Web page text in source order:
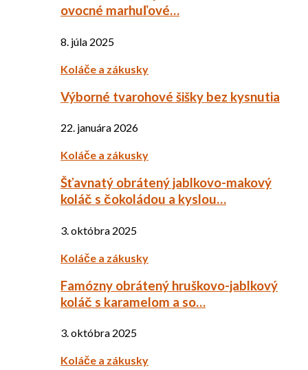
ovocné marhuľové…
8. júla 2025
Koláče a zákusky
Výborné tvarohové šišky bez kysnutia
22. januára 2026
Koláče a zákusky
Šťavnatý obrátený jablkovo-makový
koláč s čokoládou a kyslou…
3. októbra 2025
Koláče a zákusky
Famózny obrátený hruškovo-jablkový
koláč s karamelom a so…
3. októbra 2025
Koláče a zákusky